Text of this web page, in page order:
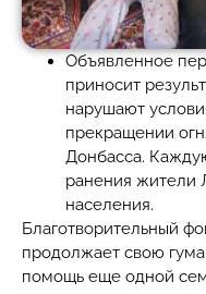
Объявленное
приносит
нарушают
прекращении
Донбасса.
ранения жители
населения.
Благотворительный
продолжает свою
помощь еще одной